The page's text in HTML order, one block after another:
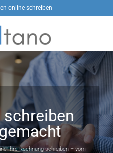
online schreiben
schreiben
Ihre Rechnung schreiben – vom